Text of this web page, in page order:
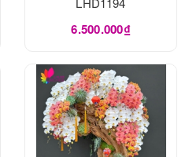
6.500.000₫